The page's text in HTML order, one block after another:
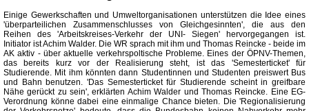
Einige Gewerkschaften und Umweltorganisationen unterstützen die Idee eines
'überparteilichen Zusammenschlusses von Gleichgesinnten', die aus den
Reihen des 'Arbeitskreises-Verkehr der UNI- Siegen' hervorgegangen ist.
Initiator ist Achim Walder. Die WR sprach mit ihm und Thomas Reincke - beide im
AK aktiv - über aktuelle verkehrspoltische Probleme. Eines der ÖPNV-Themen,
das bereits kurz vor der Realisierung steht, ist das 'Semesterticket' für
Studierende. Mit ihm könnten dann Studentinnen und Studenten preiswert Bus
und Bahn benutzen. 'Das Semesterticket für Studierende scheint in greifbare
Nähe gerückt zu sein', erklärten Achim Walder und Thomas Reincke. Eine EG-
Verordnung könne dabei eine einmalige Chance bieten. Die 'Regionalisierung